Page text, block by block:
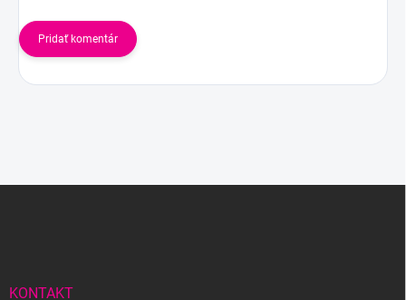
Pridať komentár
KONTAKT